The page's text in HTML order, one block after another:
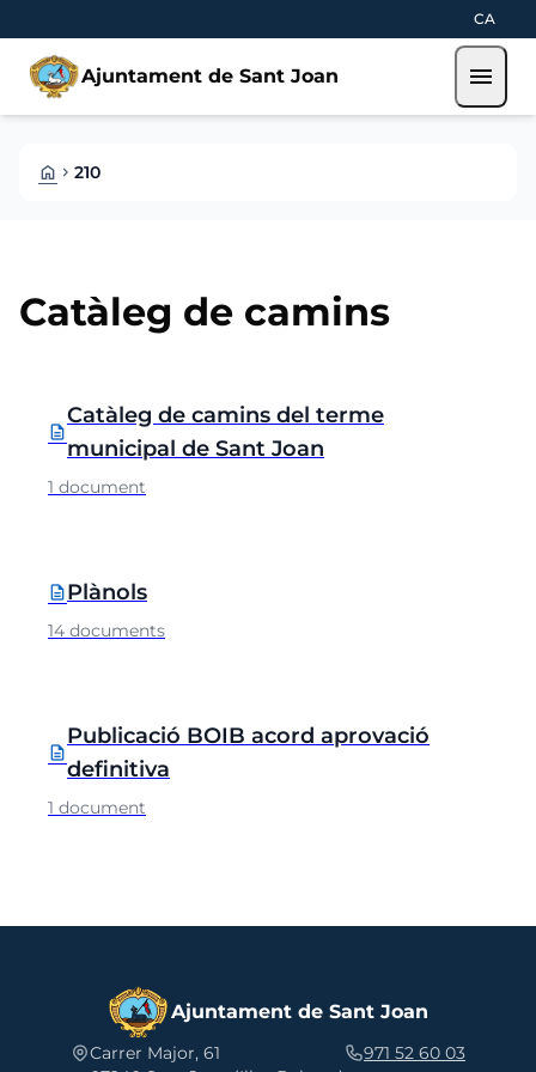
CA
Ajuntament de Sant Joan menu
HOME CHEVRON_RIGHT 210
Catàleg de camins
description
Catàleg de camins del terme
municipal de Sant Joan
1 document
descriptionPlànols
14 documents
description
Publicació BOIB acord aprovació
definitiva
1 document
Ajuntament de Sant Joan
Carrer Major, 61
971 52 60 03